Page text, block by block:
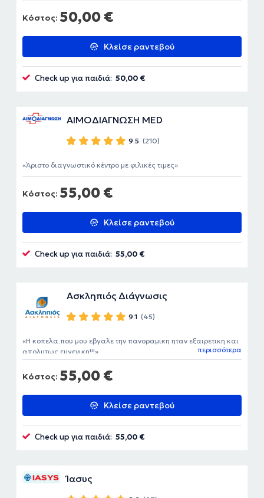
Κόστος: 50,00 €
Κλείσε ραντεβού
Check up για παιδιά: 50,00 €
ΑΙΜΟΔΙΑΓΝΩΣΗ MED
9.5 (210)
Κόστος: 55,00 €
Κλείσε ραντεβού
Άριστο διαγνωστικό κέντρο με φιλικές τιμες
Check up για παιδιά: 55,00 €
Ασκληπιός Διάγνωσις
9.1 (45)
Κόστος: 55,00 €
Κλείσε ραντεβού
Η κοπελα.που μου εβγαλε την πανοραμικη ηταν εξαιρετικη και
απολυτως ευγενικη!!!
περισσότερα
Check up για παιδιά: 55,00 €
Ίασυς